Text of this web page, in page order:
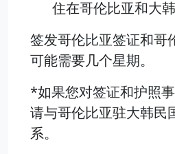
住在哥伦比亚和大
签发哥伦比亚签证和哥
可能需要几个星期。
*如果您对签证和护照
请与哥伦比亚驻大韩民
系。